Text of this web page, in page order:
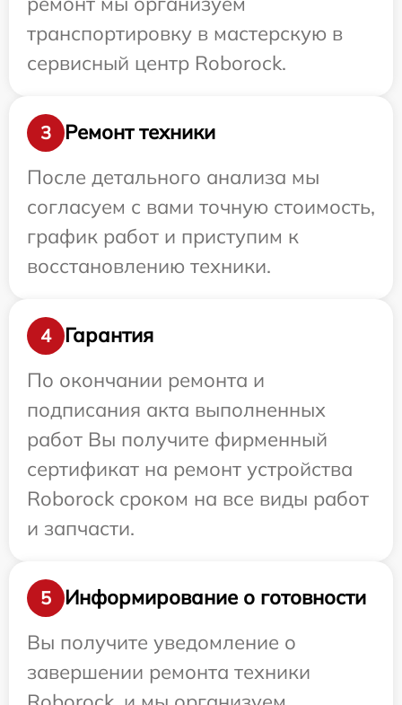
транспортировку в мастерскую в
сервисный центр Roborock.
3
Ремонт техники
После детального анализа мы
согласуем с вами точную стоимость,
график работ и приступим к
восстановлению техники.
4
Гарантия
По окончании ремонта и
подписания акта выполненных
работ Вы получите фирменный
сертификат на ремонт устройства
Roborock сроком на все виды работ
и запчасти.
5
Информирование о готовности
Вы получите уведомление о
завершении ремонта техники